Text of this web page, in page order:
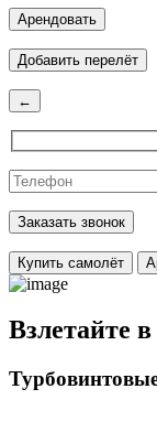
Добавить перелёт
←
Купить самолёт
Взлетайте